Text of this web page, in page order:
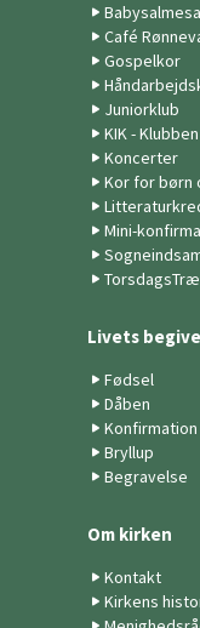
Café
Gospelkor
Juniorklub
KIK -
Koncerter
Kor for børn
Mini-
Livets
Fødsel
Dåben
Konfirmation
Bryllup
Begravelse
Om kirken
Kontakt
Kirkens